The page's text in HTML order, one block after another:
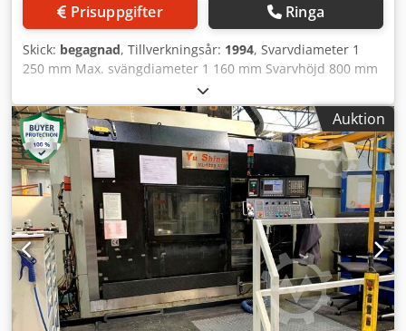
Prisuppgifter Ringa
Skick: begagnad, Tillverkningsår: 1994, Svarvdiameter 1
250 mm Max. svängdiameter 1 160 mm Svarvhöjd 800 mm
Planskivdiameter 1 000 mm Totalt effektbehov 97 kW
Maskinvikt ca 25 000 kg Utrymmesbehov ca. m PITTLER
Vertikalt CNC-svarv- och fräscenter med verktygsväxlare
och palletväxlare Typ PV 1250 / 1-1 Tillverkningsår 1994
Max. svarvdiameter 1 000 mm Max. svängdiameter 1 160
mm Svarvlängd ca 800 mm X-axel (horisontell) 1 300 mm Y-
axel (vertikal) 800 mm Matning / snabbgång 16 000
mm/min Huvudspindelvarvtal 10 - 1 000 varv/min
Huvudspindelvarvtal via separat C-axel 0,1 - 16 varv/min
Positioneringsnoggrannhet C-axel 360 000° +/- 5'' Crodet
Hwy Sspfx Ag Eef Verktygsfäste ISO 50 Verktygsdrivning 22
kW Max. vridmoment/spindelvarvtal 315 Nm/2 500
varv/min Palletstorlek 630 x 630 mm Spindeldrivning 63 kW
Auktion